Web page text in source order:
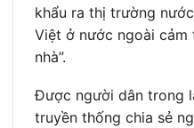
khẩu ra thị trường
Việt ở nước ngoài cảm
nhà”.
Được người dân trong
truyền thống chia sẻ